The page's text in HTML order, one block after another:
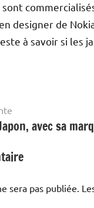
designer de
à savoir si les
avec sa
sera pas publiée.